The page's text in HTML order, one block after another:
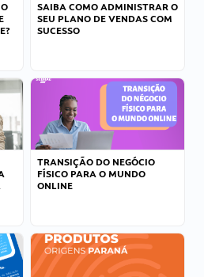
SAIBA COMO ADMINISTRAR O
SEU PLANO DE VENDAS COM
SUCESSO
TRANSIÇÃO DO NEGÓCIO
FÍSICO PARA O MUNDO
ONLINE